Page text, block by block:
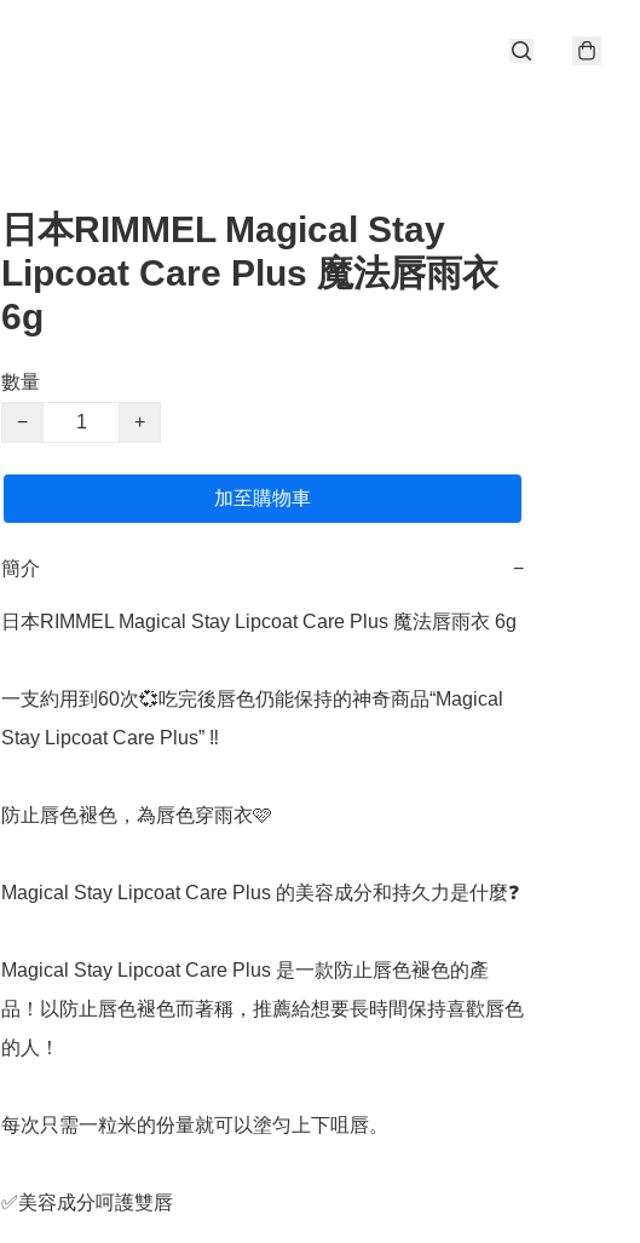
日本RIMMEL Magical Stay
Lipcoat Care Plus 魔法唇雨衣
6g
數量
−
+
加至購物車
簡介 −
日本RIMMEL Magical Stay Lipcoat Care Plus 魔法唇雨衣 6g
一支約用到60次💞吃完後唇色仍能保持的神奇商品“Magical
Stay Lipcoat Care Plus” ‼️
防止唇色褪色，為唇色穿雨衣🩷
Magical Stay Lipcoat Care Plus 的美容成分和持久力是什麼❓️
Magical Stay Lipcoat Care Plus 是一款防止唇色褪色的產
品！以防止唇色褪色而著稱，推薦給想要長時間保持喜歡唇色
的人！
每次只需一粒米的份量就可以塗匀上下咀唇。
✅️美容成分呵護雙唇